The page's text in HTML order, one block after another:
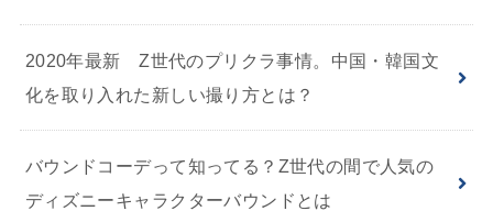
2020年最新 Z世代のプリクラ事情。中国・韓国文
化を取り入れた新しい撮り方とは？
バウンドコーデって知ってる？Z世代の間で人気の
ディズニーキャラクターバウンドとは